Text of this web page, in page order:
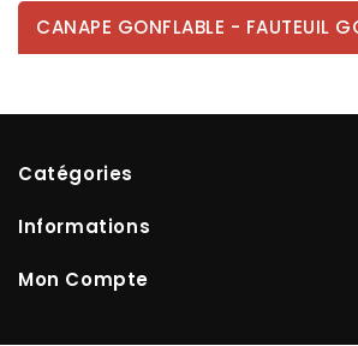
CANAPE GONFLABLE - FAUTEUIL
Catégories
Informations
Mon Compte